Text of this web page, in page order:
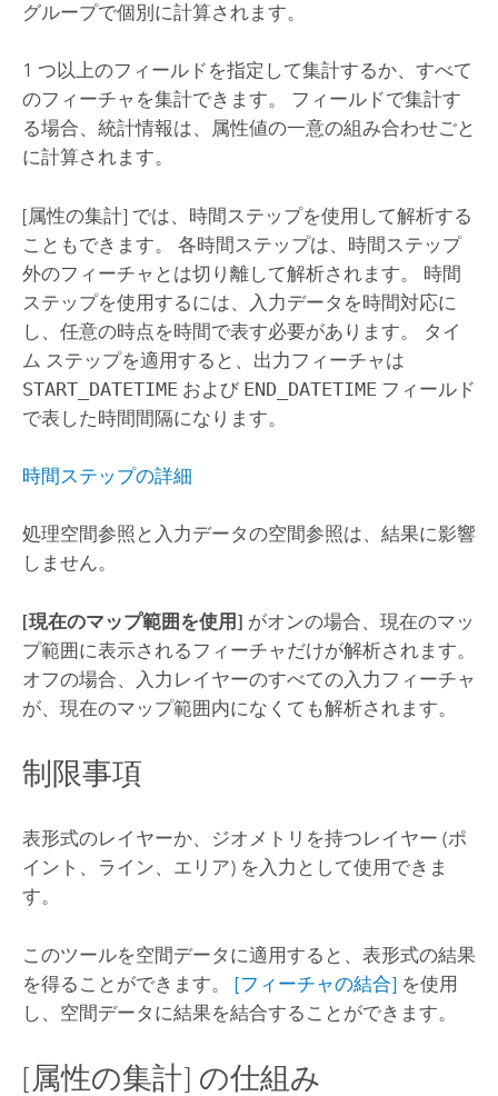
グループで個別に計算されます。
1 つ以上のフィールドを指定して集計するか、すべて
のフィーチャを集計できます。 フィールドで集計す
る場合、統計情報は、属性値の一意の組み合わせごと
に計算されます。
[属性の集計] では、時間ステップを使用して解析する
こともできます。 各時間ステップは、時間ステップ
外のフィーチャとは切り離して解析されます。 時間
ステップを使用するには、入力データを時間対応に
し、任意の時点を時間で表す必要があります。 タイ
ム ステップを適用すると、出力フィーチャは
START_DATETIME および END_DATETIME フィールド
で表した時間間隔になります。
時間ステップの詳細
処理空間参照と入力データの空間参照は、結果に影響
しません。
[現在のマップ範囲を使用] がオンの場合、現在のマッ
プ範囲に表示されるフィーチャだけが解析されます。
オフの場合、入力レイヤーのすべての入力フィーチャ
が、現在のマップ範囲内になくても解析されます。
制限事項
表形式のレイヤーか、ジオメトリを持つレイヤー (ポ
イント、ライン、エリア) を入力として使用できま
す。
このツールを空間データに適用すると、表形式の結果
を得ることができます。 [フィーチャの結合]を使用
し、空間データに結果を結合することができます。
[属性の集計] の仕組み